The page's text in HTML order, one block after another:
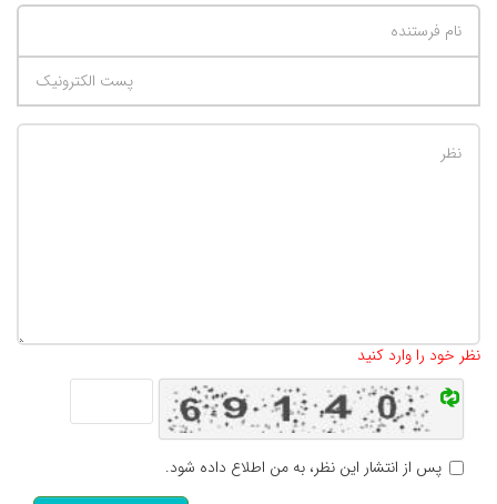
نظر خود را وارد کنید
پس از انتشار این نظر، به من اطلاع داده شود.